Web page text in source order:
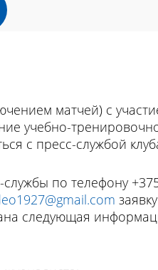
матчей) с
учебно-
с пресс-службой
по телефону
следующая